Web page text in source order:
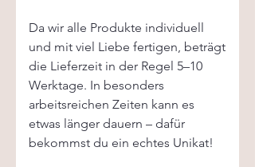
Da wir alle Produkte individuell
und mit viel Liebe fertigen, beträgt
die Lieferzeit in der Regel 5–10
Werktage. In besonders
arbeitsreichen Zeiten kann es
etwas länger dauern – dafür
bekommst du ein echtes Unikat!